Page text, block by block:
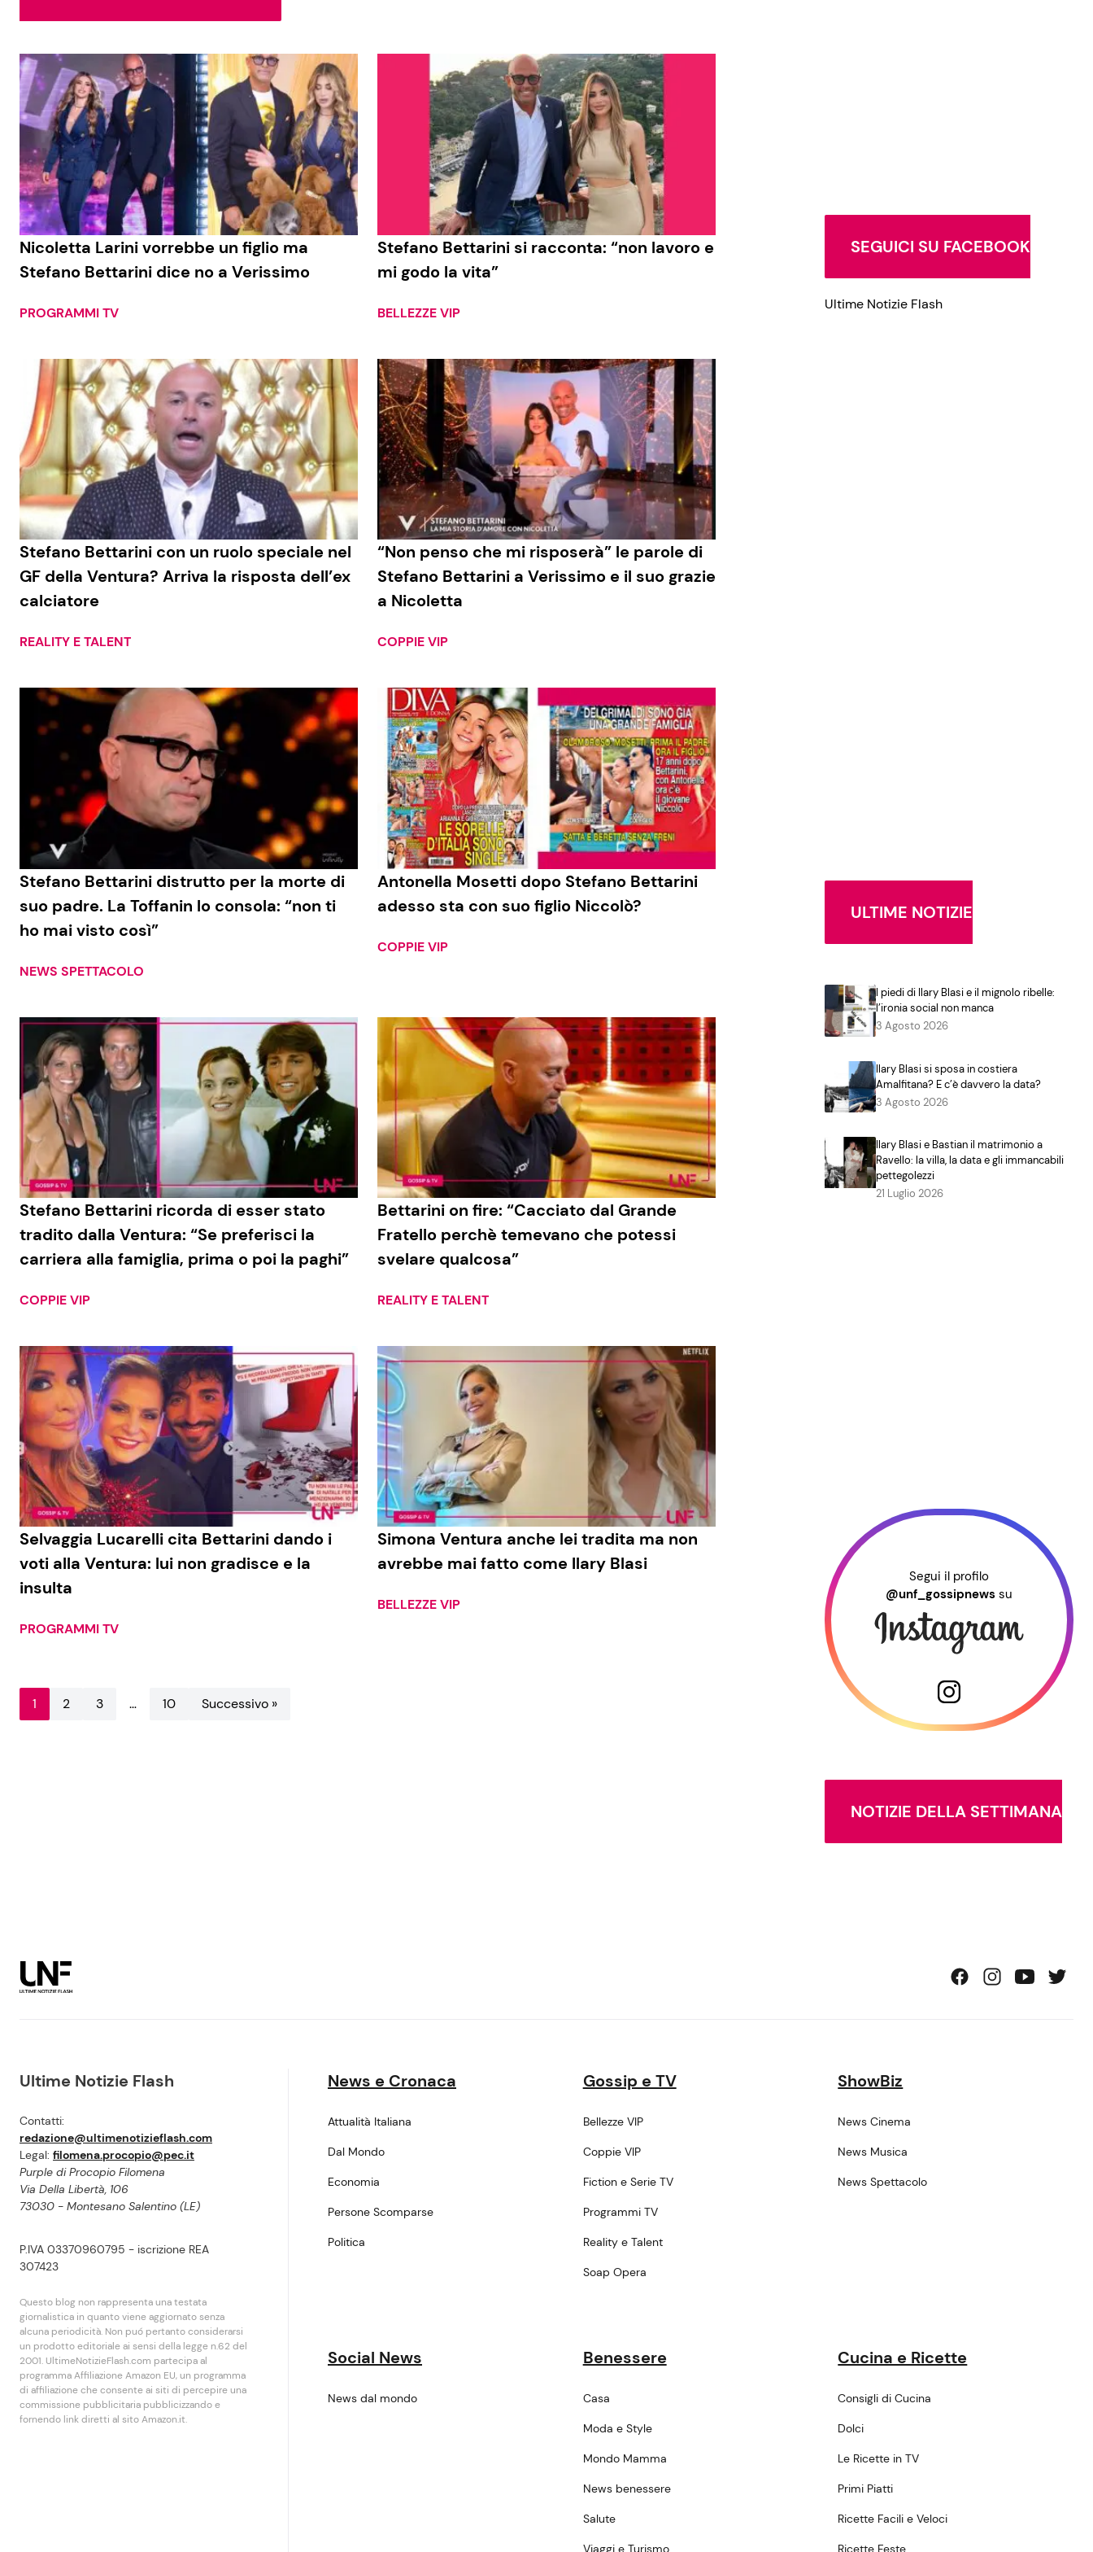
Soap Opera
Social News
News dal mondo
Benessere
Casa
Moda e Style
Mondo Mamma
News benessere
Salute
Cucina e Ricette
Consigli di Cucina
Dolci
Le Ricette in TV
Primi Piatti
Ricette Facili e Veloci
Nicoletta Larini vorrebbe un figlio ma
Stefano Bettarini dice no a Verissimo
PROGRAMMI TV
Stefano Bettarini si racconta: “non lavoro e
mi godo la vita”
BELLEZZE VIP
Stefano Bettarini con un ruolo speciale nel
GF della Ventura? Arriva la risposta dell’ex
calciatore
REALITY E TALENT
“Non penso che mi risposerà” le parole di
Stefano Bettarini a Verissimo e il suo grazie
a Nicoletta
COPPIE VIP
Stefano Bettarini distrutto per la morte di
suo padre. La Toffanin lo consola: “non ti
ho mai visto così”
NEWS SPETTACOLO
Antonella Mosetti dopo Stefano Bettarini
adesso sta con suo figlio Niccolò?
COPPIE VIP
Stefano Bettarini ricorda di esser stato
tradito dalla Ventura: “Se preferisci la
carriera alla famiglia, prima o poi la paghi”
COPPIE VIP
Bettarini on fire: “Cacciato dal Grande
Fratello perchè temevano che potessi
svelare qualcosa”
REALITY E TALENT
Selvaggia Lucarelli cita Bettarini dando i
voti alla Ventura: lui non gradisce e la
insulta
PROGRAMMI TV
Simona Ventura anche lei tradita ma non
avrebbe mai fatto come Ilary Blasi
BELLEZZE VIP
1 2 3 … 10 Successivo »
SEGUICI SU FACEBOOK
Ultime Notizie Flash
ULTIME NOTIZIE
I piedi di Ilary Blasi e il mignolo ribelle:
l’ironia social non manca
3 Agosto 2026
Ilary Blasi si sposa in costiera
Amalfitana? E c’è davvero la data?
3 Agosto 2026
Ilary Blasi e Bastian il matrimonio a
Ravello: la villa, la data e gli immancabili
pettegolezzi
21 Luglio 2026
Segui il profilo
@unf_gossipnews su
NOTIZIE DELLA SETTIMANA
Ultime Notizie Flash
Contatti:
redazione@ultimenotizieflash.com
Legal: filomena.procopio@pec.it
Purple di Procopio Filomena
Via Della Libertà, 106
73030 - Montesano Salentino (LE)
P.IVA 03370960795 - iscrizione REA
307423
Questo blog non rappresenta una testata
giornalistica in quanto viene aggiornato senza
alcuna periodicità. Non puó pertanto considerarsi
un prodotto editoriale ai sensi della legge n.62 del
2001. UltimeNotizieFlash.com partecipa al
programma Affiliazione Amazon EU, un programma
di affiliazione che consente ai siti di percepire una
commissione pubblicitaria pubblicizzando e
fornendo link diretti al sito Amazon.it.
News e Cronaca
Attualità Italiana
Dal Mondo
Economia
Persone Scomparse
Politica
Gossip e TV
Bellezze VIP
Coppie VIP
Fiction e Serie TV
Programmi TV
Reality e Talent
Soap Opera
ShowBiz
News Cinema
News Musica
News Spettacolo
Social News
News dal mondo
Benessere
Casa
Moda e Style
Mondo Mamma
News benessere
Salute
Viaggi e Turismo
Cucina e Ricette
Consigli di Cucina
Dolci
Le Ricette in TV
Primi Piatti
Ricette Facili e Veloci
Ricette Feste